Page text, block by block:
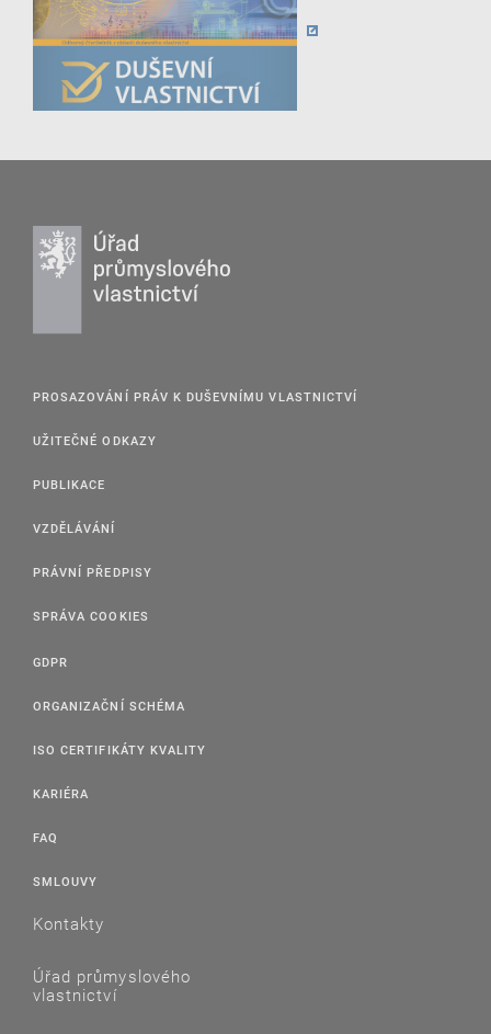
PROSAZOVÁNÍ PRÁV K DUŠEVNÍMU VLASTNICTVÍ
UŽITEČNÉ ODKAZY
PUBLIKACE
VZDĚLÁVÁNÍ
PRÁVNÍ PŘEDPISY
SPRÁVA COOKIES
GDPR
ORGANIZAČNÍ SCHÉMA
ISO CERTIFIKÁTY KVALITY
KARIÉRA
FAQ
SMLOUVY
Kontakty
Úřad průmyslového
vlastnictví